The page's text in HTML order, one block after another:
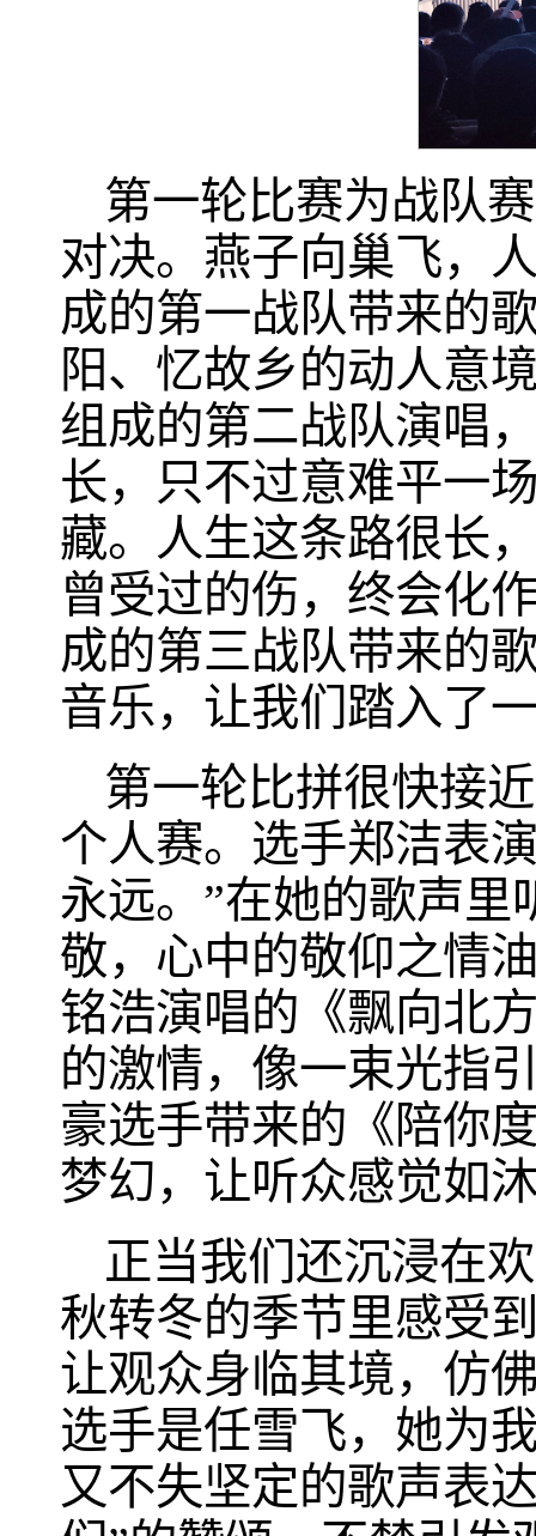
第一轮比赛为战队
对决。燕子向巢飞，
成的第一战队带来的
阳、忆故乡的动人意
组成的第二战队演唱
长，只不过意难平一
藏。人生这条路很长
曾受过的伤，终会化
成的第三战队带来的
音乐，让我们踏入了
第一轮比拼很快接
个人赛。选手郑洁表
永远。”在她的歌声
敬，心中的敬仰之情
铭浩演唱的《飘向北
的激情，像一束光指
豪选手带来的《陪你
梦幻，让听众感觉如
正当我们还沉浸在
秋转冬的季节里感受
让观众身临其境，仿
选手是任雪飞，她为
又不失坚定的歌声表